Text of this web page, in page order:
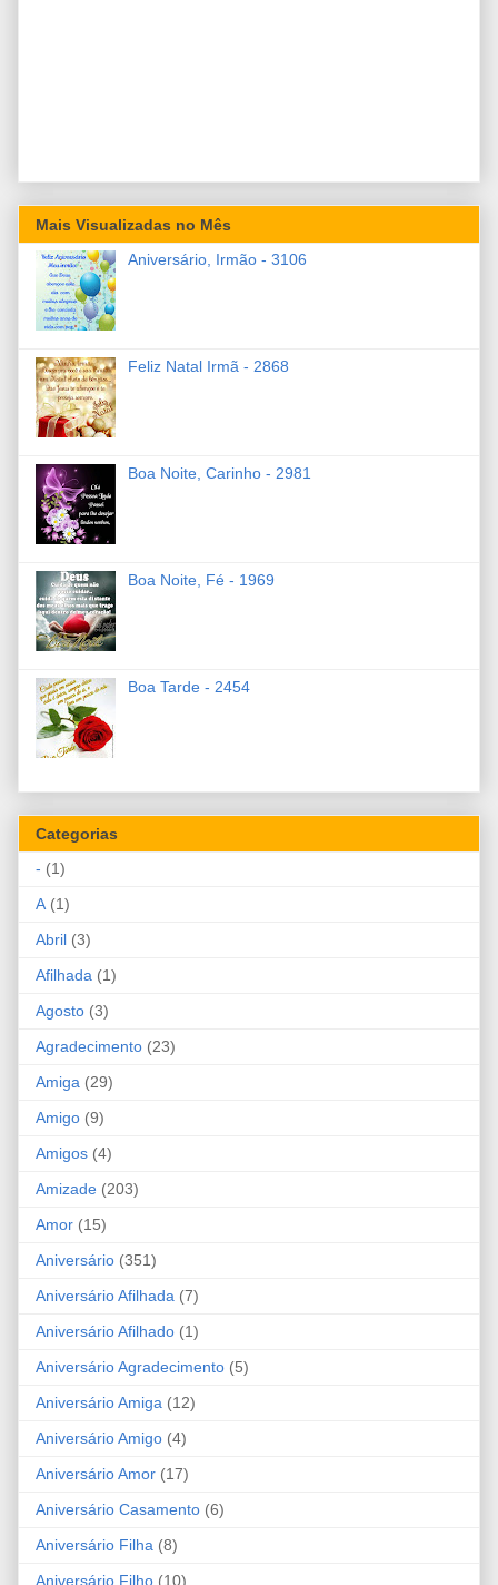
Mais Visualizadas no Mês
Aniversário, Irmão - 3106
Feliz Natal Irmã - 2868
Boa Noite, Carinho - 2981
Boa Noite, Fé - 1969
Boa Tarde - 2454
Categorias
- (1)
A (1)
Abril (3)
Afilhada (1)
Agosto (3)
Agradecimento (23)
Amiga (29)
Amigo (9)
Amigos (4)
Amizade (203)
Amor (15)
Aniversário (351)
Aniversário Afilhada (7)
Aniversário Afilhado (1)
Aniversário Agradecimento (5)
Aniversário Amiga (12)
Aniversário Amigo (4)
Aniversário Amor (17)
Aniversário Casamento (6)
Aniversário Filha (8)
Aniversário Filho (10)